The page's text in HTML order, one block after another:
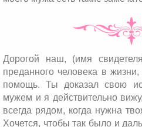
Дорогой наш, (имя
преданного человека в
помощь. Ты доказал свою
мужем и я действительно
всегда рядом, когда нужна
Хочется, чтобы так было и